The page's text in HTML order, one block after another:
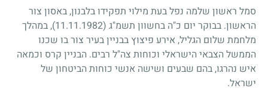
סמל ראשון שלמה נפל בעת מילוי תפקידו בלבנון, באסון צור
הראשון. בבוקר יום כ"ה בחשוון תשמ"ג (11.11.1982)
, במהלך
מלחמת שלום הגליל, אירע פיצוץ בבניין בעיר צור בו שכנו
הממשל הצבאי הישראלי וכוחות צה"ל רבים. הבניין קרס וכמאה
איש נהרגו, בהם שבעים ושישה אנשי כוחות הביטחון של
ישראל.